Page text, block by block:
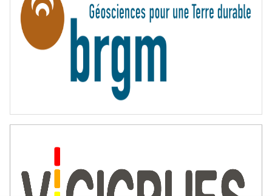
T
É